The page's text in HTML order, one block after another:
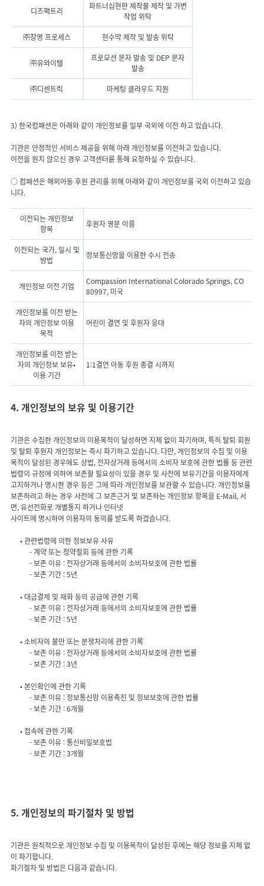
디즈팩트리
파트너십현판 제작물 제작 및 가변
작업 위탁
㈜창영 프로세스
현수막 제작 및 발송 위탁
㈜유와이텔
프로모션 문자 발송 및 DEP 문자
발송
㈜디센트릭
마케팅 클라우드 지원
3) 한국컴패션은 아래와 같이 개인정보를 일부 국외에 이전 하고 있습니다.
기관은 안정적인 서비스 제공을 위해 아래 개인정보를 이전하고 있습니다.
이전을 원치 않으신 경우 고객센터릍 통해 요청하실 수 있습니다.
○ 컴패션은 해외아동 후원 관리를 위해 아래와 같이 개인정보를 국외 이전하고 있습
니다.
이전되는 개인정보
항목
후원자 영문 이름
이전되는 국가, 일시 및
방법
정보통신망을 이용한 수시 전송
개인정보 이전 기업
Compassion International Colorado Springs, CO
80997, 미국
개인정보를 이전 받는
자의 개인정보 이용
목적
어린이 결연 및 후원자 응대
개인정보를 이전 받는
자의 개인정보 보유•
이용 기간
1:1결연 아동 후원 종결 시까지
4. 개인정보의 보유 및 이용기간
기관은 수집한 개인정보의 이용목적이 달성하면 지체 없이 파기하며, 특히 탈퇴 회원
및 탈퇴 후원자 개인정보는 즉시 파기하고 있습니다. 다만, 개인정보의 수집 및 이용
목적이 달성된 경우에도 상법, 전자상거래 등에서의 소비자 보호에 관한 법률 등 관련
법령의 규정에 의하여 보존할 필요성이 있을 경우 및 사전에 보유기간을 이용자에게
고지하거나 명시한 경우 등은 그에 따라 개인정보를 보관할 수 있습니다. 개인정보를
보존하려고 하는 경우 사전에 그 보존근거 및 보존하는 개인정보 항목을 E-Mail, 서
면, 유선전화로 개별통지 하거나 인터넷
사이트에 명시하여 이용자의 동의를 받도록 하겠습니다.
• 관련법령에 의한 정보보유 사유
- 계약 또는 청약철회 등에 관한 기록
- 보존 이유 : 전자상거래 등에서의 소비자보호에 관한 법률
• 대금결제 및 재화 등의 공급에 관한 기록
- 보존 이유 : 전자상거래 등에서의 소비자보호에 관한 법률
• 소비자의 불만 또는 분쟁처리에 관한 기록
- 보존 이유 : 전자상거래 등에서의 소비자보호에 관한 법률
• 본인확인에 관한 기록
- 보존 이유 : 정보통신망 이용촉진 및 정보보호에 관한 법률
• 접속에 관한 기록
- 보존 이유 : 통신비밀보호법
5. 개인정보의 파기절차 및 방법
기관은 원칙적으로 개인정보 수집 및 이용목적이 달성된 후에는 해당 정보를 지체 없
이 파기합니다.
파기절차 및 방법은 다음과 같습니다.